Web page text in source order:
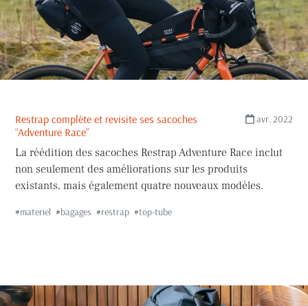
#un-mois-innovant #soma #restrap-switch
#gramm
avr. 2022
Restrap complète et revisite ses sacoches
“Adventure Race”
La réédition des sacoches Restrap Adventure Race inclut
non seulement des améliorations sur les produits
existants, mais également quatre nouveaux modèles.
#materiel #bagages #restrap #top-tube